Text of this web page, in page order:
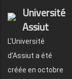
Université
Assiut
L'Université
d'Assiut a été
créée en octobre